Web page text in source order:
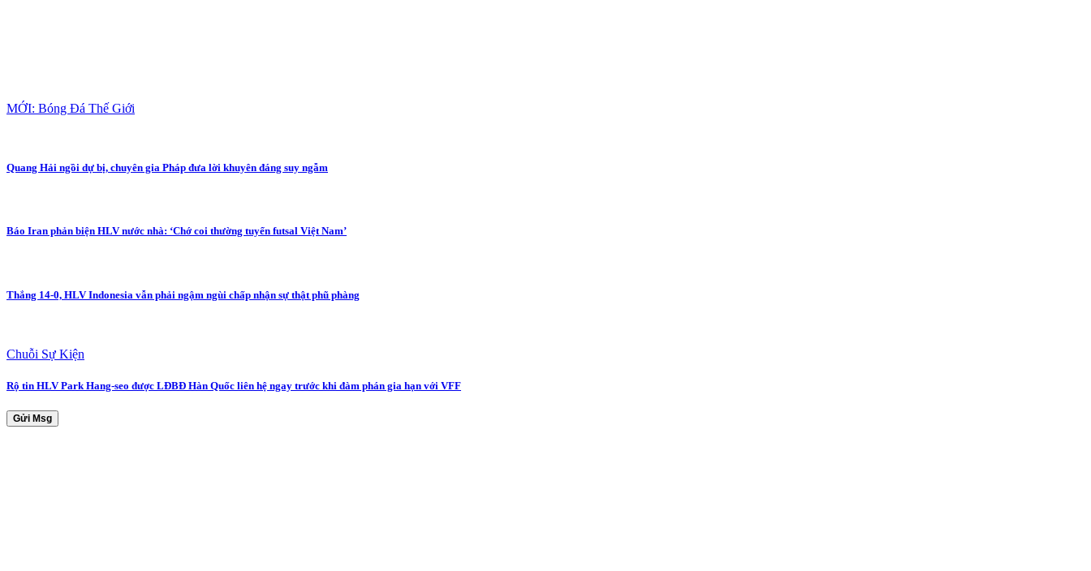
MỚI: Bóng Đá Thế Giới
Quang Hải ngồi dự bị, chuyên gia Pháp đưa lời khuyên đáng suy ngẫm
Báo Iran phản biện HLV nước nhà: ‘Chớ coi thường tuyển futsal Việt Nam’
Thắng 14-0, HLV Indonesia vẫn phải ngậm ngùi chấp nhận sự thật phũ phàng
Chuỗi Sự Kiện
Rộ tin HLV Park Hang-seo được LĐBĐ Hàn Quốc liên hệ ngay trước khi đàm phán gia hạn với VFF
Gửi Msg